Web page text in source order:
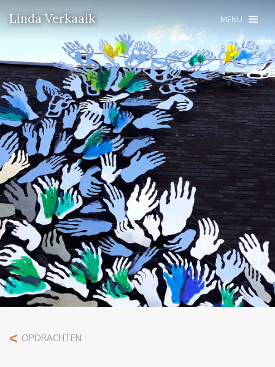
Linda Verkaaik MENU
< OPDRACHTEN